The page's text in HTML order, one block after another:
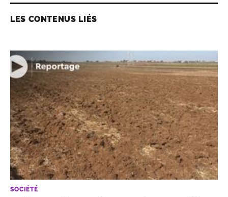
LES CONTENUS LIÉS
SOCIÉTÉ